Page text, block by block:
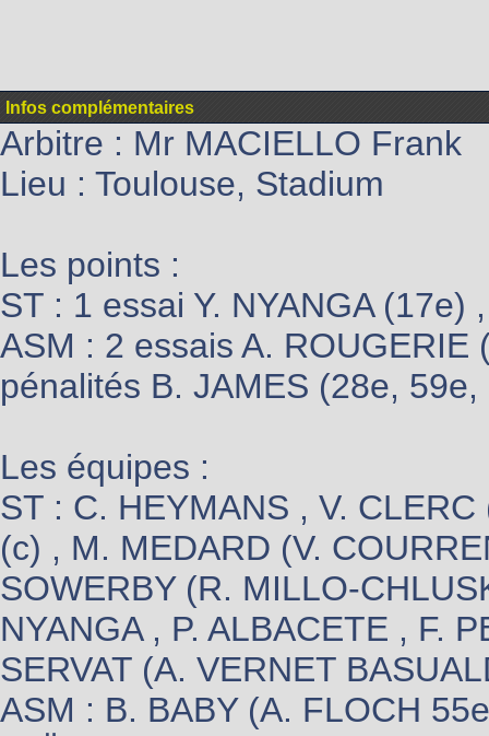
Infos complémentaires
Arbitre : Mr MACIELLO Frank
Lieu : Toulouse, Stadium
Les points :
ST : 1 essai Y. NYANGA
ASM : 2 essais A.
pénalités B. JAMES (28e, 59e,
Les équipes :
ST : C. HEYMANS , V.
(c) , M. MEDARD (V.
SOWERBY (R. MILLO-
NYANGA , P. ALBACETE , F.
SERVAT (A. VERNET
ASM : B. BABY (A. FLOCH